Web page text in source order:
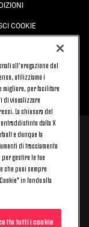
COOKIE
Torino - Italia;
è attivo dal lunedì al
sottoscritto con il
aggiuntivo.
all’erogazione del
utilizziamo i
migliore, per facilitare
di visualizzare
La chiusura del
dalla X
e dunque la
di tracciamento
gestire le tue
che puoi sempre
in fondo alla
tutti i cookie